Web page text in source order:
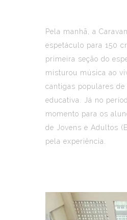
Pela manhã, a
espetáculo para 150
primeira seção do
misturou música ao
cantigas populares
educativa. Já no
momento para os
de Jovens e Adultos
pela experiência.